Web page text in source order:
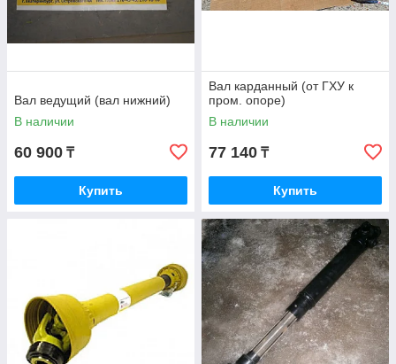
Вал ведущий (вал нижний)
В наличии
60 900 ₸
Купить
Вал карданный (от ГХУ к
пром. опоре)
В наличии
77 140 ₸
Купить